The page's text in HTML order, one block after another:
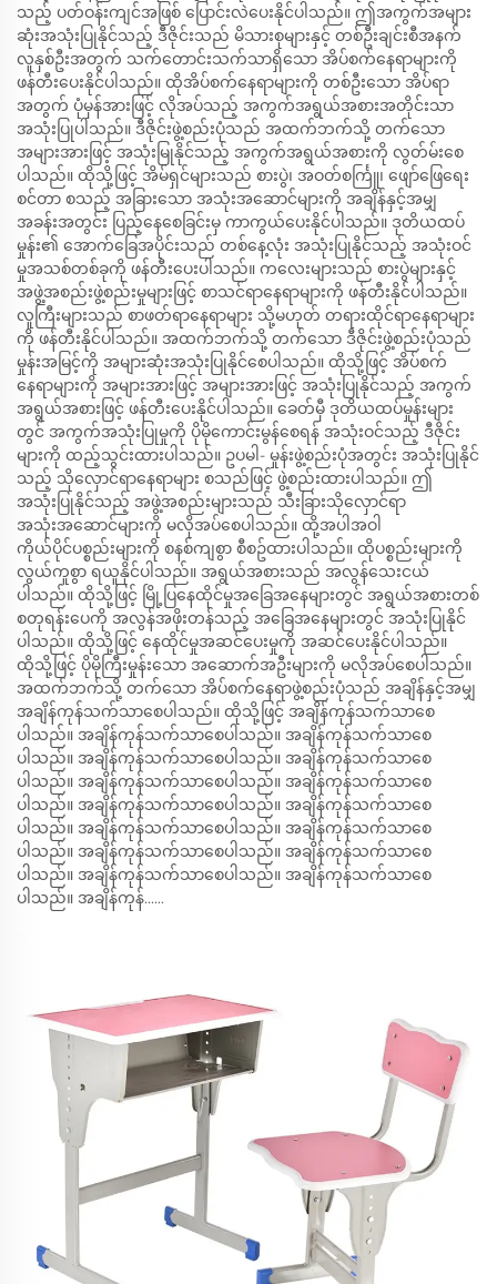
သည့် ပတ်ဝန်းကျင်အဖြစ် ပြောင်းလဲပေးနိုင်ပါသည်။ ဤအကွက်အများ
ဆုံးအသုံးပြုနိုင်သည့် ဒီဇိုင်းသည် မိသားစုများနှင့် တစ်ဦးချင်းစီအနက်
လူနှစ်ဦးအတွက် သက်တောင်းသက်သာရှိသော အိပ်စက်နေရာများကို
ဖန်တီးပေးနိုင်ပါသည်။ ထိုအိပ်စက်နေရာများကို တစ်ဦးသော အိပ်ရာ
အတွက် ပုံမှန်အားဖြင့် လိုအပ်သည့် အကွက်အရွယ်အစားအတိုင်းသာ
အသုံးပြုပါသည်။ ဒီဇိုင်းဖွဲ့စည်းပုံသည် အထက်ဘက်သို့ တက်သော
အများအားဖြင့် အသုံးမြုနိုင်သည့် အကွက်အရွယ်အစားကို လွတ်မ်းစေ
ပါသည်။ ထိုသို့ဖြင့် အိမ်ရှင်များသည် စားပွဲ၊ အဝတ်စင်္ကြူ၊ ဖျော်ဖြေရေး
စင်တာ စသည့် အခြားသော အသုံးအဆောင်များကို အချိန်နှင့်အမျှ
အခန်းအတွင်း ပြည့်နေစေခြင်းမှ ကာကွယ်ပေးနိုင်ပါသည်။ ဒုတိယထပ်
မှုန်း၏ အောက်ခြေအပိုင်းသည် တစ်နေ့လုံး အသုံးပြုနိုင်သည့် အသုံးဝင်
မှုအသစ်တစ်ခုကို ဖန်တီးပေးပါသည်။ ကလေးများသည် စားပွဲများနှင့်
အဖွဲ့အစည်းဖွဲ့စည်းမှုများဖြင့် စာသင်ရာနေရာများကို ဖန်တီးနိုင်ပါသည်။
လူကြီးများသည် စာဖတ်ရာနေရာများ သို့မဟုတ် တရားထိုင်ရာနေရာများ
ကို ဖန်တီးနိုင်ပါသည်။ အထက်ဘက်သို့ တက်သော ဒီဇိုင်းဖွဲ့စည်းပုံသည်
မှုန်းအမြင့်ကို အများဆုံးအသုံးပြုနိုင်စေပါသည်။ ထိုသို့ဖြင့် အိပ်စက်
နေရာများကို အများအားဖြင့် အများအားဖြင့် အသုံးပြုနိုင်သည့် အကွက်
အရွယ်အစားဖြင့် ဖန်တီးပေးနိုင်ပါသည်။ ခေတ်မှီ ဒုတိယထပ်မှုန်းများ
တွင် အကွက်အသုံးပြုမှုကို ပိုမိုကောင်းမွန်စေရန် အသုံးဝင်သည့် ဒီဇိုင်း
များကို ထည့်သွင်းထားပါသည်။ ဥပမါ- မှုန်းဖွဲ့စည်းပုံအတွင်း အသုံးပြုနိုင်
သည့် သိုလှောင်ရာနေရာများ စသည်ဖြင့် ဖွဲ့စည်းထားပါသည်။ ဤ
အသုံးပြုနိုင်သည့် အဖွဲ့အစည်းများသည် သီးခြားသိုလှောင်ရာ
အသုံးအဆောင်များကို မလိုအပ်စေပါသည်။ ထို့အပါအဝါ
ကိုယ်ပိုင်ပစ္စည်းများကို စနစ်ကျစွာ စီစဥ်ထားပါသည်။ ထိုပစ္စည်းများကို
လွယ်ကူစွာ ရယူနိုင်ပါသည်။ အရွယ်အစားသည် အလွန်သေးငယ်
ပါသည်။ ထိုသို့ဖြင့် မြို့ပြနေထိုင်မှုအခြေအနေများတွင် အရွယ်အစားတစ်
စတုရန်းပေကို အလွန်အဖိုးတန်သည့် အခြေအနေများတွင် အသုံးပြုနိုင်
ပါသည်။ ထိုသို့ဖြင့် နေထိုင်မှုအဆင်ပေးမှုကို အဆင်ပေးနိုင်ပါသည်။
ထိုသို့ဖြင့် ပိုမိုကြီးမှုန်းသော အဆောက်အဦးများကို မလိုအပ်စေပါသည်။
အထက်ဘက်သို့ တက်သော အိပ်စက်နေရာဖွဲ့စည်းပုံသည် အချိန်နှင့်အမျှ
အချိန်ကုန်သက်သာစေပါသည်။ ထိုသို့ဖြင့် အချိန်ကုန်သက်သာစေ
ပါသည်။ အချိန်ကုန်သက်သာစေပါသည်။ အချိန်ကုန်သက်သာစေ
ပါသည်။ အချိန်ကုန်သက်သာစေပါသည်။ အချိန်ကုန်သက်သာစေ
ပါသည်။ အချိန်ကုန်သက်သာစေပါသည်။ အချိန်ကုန်သက်သာစေ
ပါသည်။ အချိန်ကုန်သက်သာစေပါသည်။ အချိန်ကုန်သက်သာစေ
ပါသည်။ အချိန်ကုန်သက်သာစေပါသည်။ အချိန်ကုန်သက်သာစေ
ပါသည်။ အချိန်ကုန်သက်သာစေပါသည်။ အချိန်ကုန်သက်သာစေ
ပါသည်။ အချိန်ကုန်သက်သာစေပါသည်။ အချိန်ကုန်သက်သာစေ
ပါသည်။ အချိန်ကုန်......